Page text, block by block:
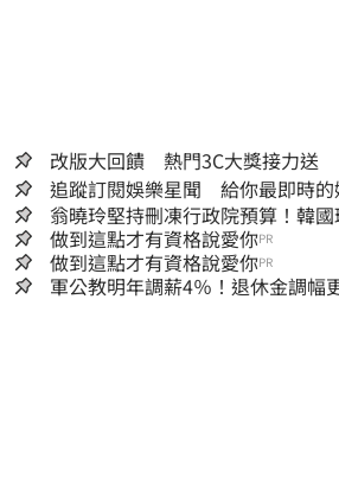
改版大回饋 熱門3C大獎接力送
追蹤訂閱娛樂星聞 給你最即時的
翁曉玲堅持刪凍行政院預算！韓國
個月你思考一下
做到這點才有資格說愛你PR
做到這點才有資格說愛你PR
軍公教明年調薪4％！退休金調